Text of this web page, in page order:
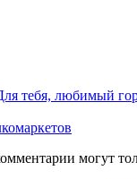
тебя, любимый
могут